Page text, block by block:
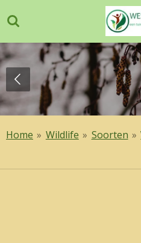
direct
naar
de
hoofdinhoud
Home » Wildlife » Soorten »